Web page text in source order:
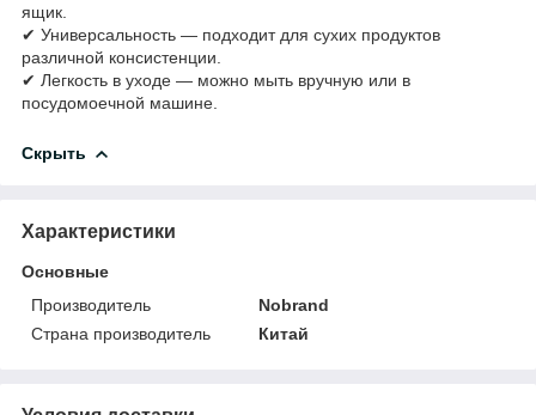
ящик.
✔ Универсальность — подходит для сухих продуктов
различной консистенции.
✔ Легкость в уходе — можно мыть вручную или в
посудомоечной машине.
Скрыть
Характеристики
Основные
Производитель
Nobrand
Страна производитель
Китай